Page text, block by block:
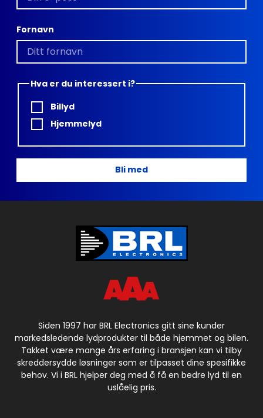
Fornavn
Hva er du interessert i?
Billyd
Hjemmelyd
Bli med
Siden 1997 har BRL Electronics gitt sine kunder
markedsledende lydprodukter til både hjemmet og bilen.
Takket være mange års erfaring i bransjen kan vi tilby
skreddersydde løsninger som er tilpasset dine spesifikke
behov. Vi i BRL hjelper deg med å få en bedre lyd til en
uslåelig pris.